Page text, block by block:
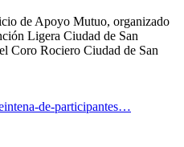
de Apoyo Mutuo, organizado
Ligera Ciudad de San
Coro Rociero Ciudad de San
de-participantes…